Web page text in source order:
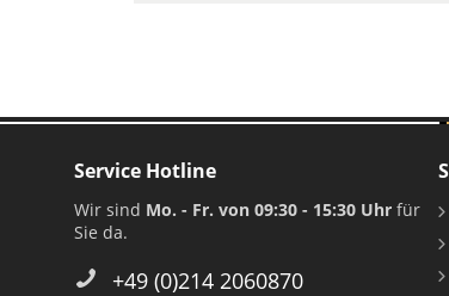
Service Hotline
Wir sind Mo. - Fr. von 09:30 - 15:30 Uhr für
Sie da.
+49 (0)214 2060870